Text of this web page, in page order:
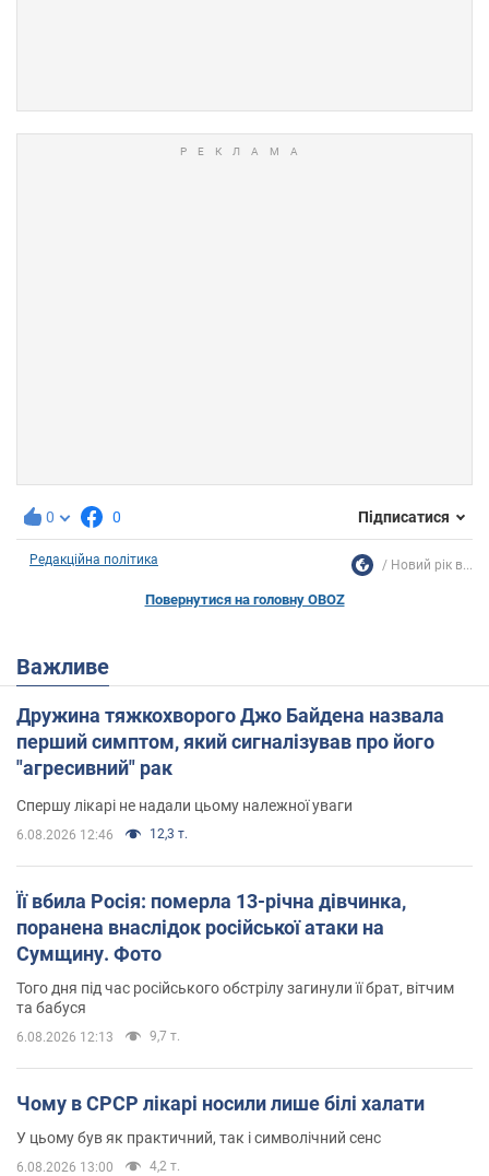
0 0 Підписатися
Редакційна політика Новий рік в...
Повернутися на головну OBOZ
Важливе
Дружина тяжкохворого Джо Байдена назвала
перший симптом, який сигналізував про його
"агресивний" рак
Спершу лікарі не надали цьому належної уваги
6.08.2026 12:46 12,3 т.
Її вбила Росія: померла 13-річна дівчинка,
поранена внаслідок російської атаки на
Сумщину. Фото
Того дня під час російського обстрілу загинули її брат, вітчим
та бабуся
6.08.2026 12:13 9,7 т.
Чому в СРСР лікарі носили лише білі халати
У цьому був як практичний, так і символічний сенс
6.08.2026 13:00 4,2 т.